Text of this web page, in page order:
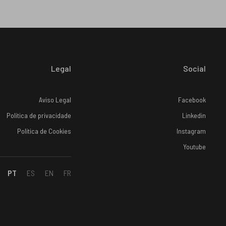
Legal
Aviso Legal
Política de privacidade
Política de Cookies
PT ES EN FR
Social
Facebook
Linkedin
Instagram
Youtube